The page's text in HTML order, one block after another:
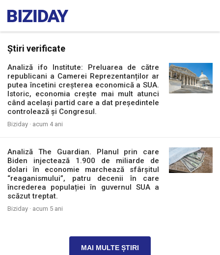
Știri verificate
Analiză ifo Institute: Preluarea de către
republicani a Camerei Reprezentanților ar
putea încetini creșterea economică a SUA.
Istoric, economia crește mai mult atunci
când același partid care a dat președintele
controlează și Congresul.
Biziday · acum 4 ani
Analiză The Guardian. Planul prin care
Biden injectează 1.900 de miliarde de
dolari în economie marchează sfârșitul
“reaganismului”, patru decenii în care
încrederea populației în guvernul SUA a
scăzut treptat.
Biziday · acum 5 ani
MAI MULTE ȘTIRI